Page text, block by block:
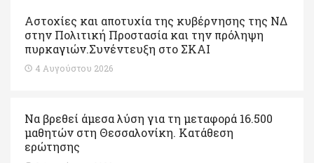
Αστοχίες και αποτυχία της κυβέρνησης της ΝΔ
στην Πολιτική Προστασία και την πρόληψη
πυρκαγιών.Συνέντευξη στο ΣΚΑΙ
4 Αυγούστου 2026
Να βρεθεί άμεσα λύση για τη μεταφορά 16.500
μαθητών στη Θεσσαλονίκη. Κατάθεση
ερώτησης